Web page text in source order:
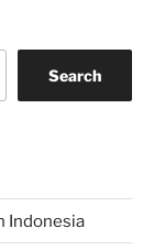
Search
Indonesia